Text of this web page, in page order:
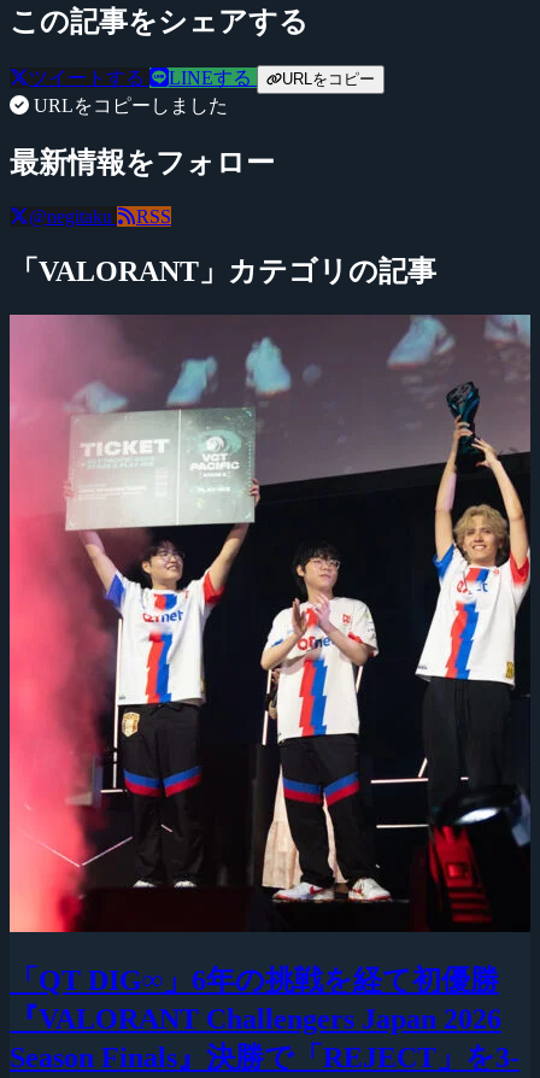
この記事をシェアする
ツイートする LINEする URLをコピー
URLをコピーしました
最新情報をフォロー
@negitaku RSS
「VALORANT」カテゴリの記事
「QT DIG∞」6年の挑戦を経て初優勝
『VALORANT Challengers Japan 2026
Season Finals』決勝で「REJECT」を3-